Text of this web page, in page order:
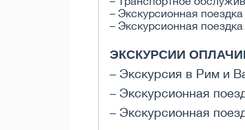
– Экскурсионная
– Экскурсионная
ЭКСКУРСИИ
– Экскурсия в Рим и
– Экскурсионная
– Экскурсионная